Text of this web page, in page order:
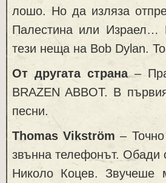
лошо. Но да изляза
Палестина или Израел…
тези неща на Bob Dylan.
От другата страна–
BRAZEN ABBOT. В
песни.
Thomas Vikström –
звънна телефонът. Обади
Николо Коцев. Звучеше